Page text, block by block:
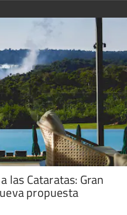
las Cataratas: Gran
propuesta